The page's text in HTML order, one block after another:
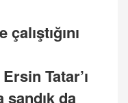
Tatar’ı
da